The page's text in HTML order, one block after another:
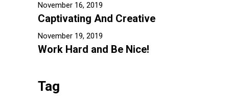
November 16, 2019
Captivating And Creative
November 19, 2019
Work Hard and Be Nice!
Tag